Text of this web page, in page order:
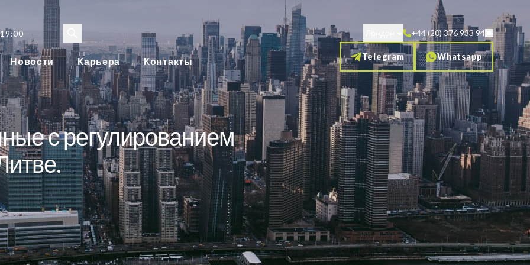
Новости Карьера Контакты
+44 (20) 376 933 94
Telegram Whatsapp
с регулированием